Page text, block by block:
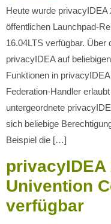
Heute wurde privacyIDEA
öffentlichen Launchpad-
16.04LTS verfügbar.
privacyIDEA auf
Funktionen in
Federation-Handler
untergeordnete
sich beliebige
Beispiel die […]
privacyIDEA
Univention
verfügbar